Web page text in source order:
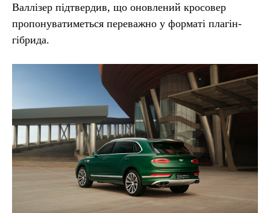
Валлізер підтвердив, що оновлений кросовер
пропонуватиметься переважно у форматі плагін-
гібрида.